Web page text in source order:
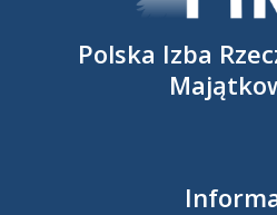
Polska Izba